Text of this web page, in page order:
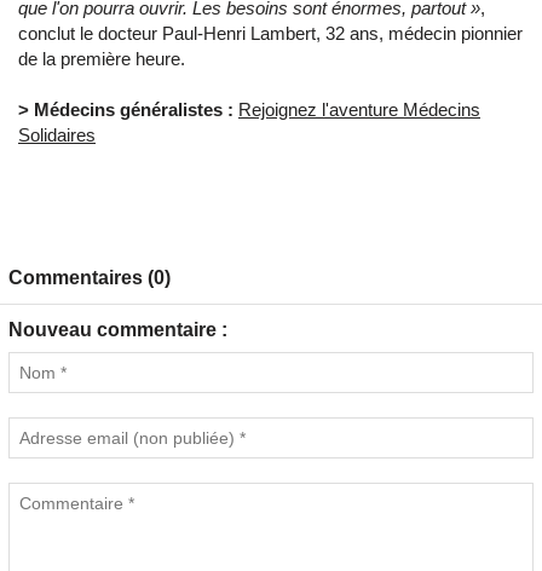
que l'on pourra ouvrir. Les besoins sont énormes, partout »,
conclut le docteur Paul-Henri Lambert, 32 ans, médecin pionnier
de la première heure.
> Médecins généralistes : Rejoignez l'aventure Médecins
Solidaires
Commentaires (0)
Nouveau commentaire :